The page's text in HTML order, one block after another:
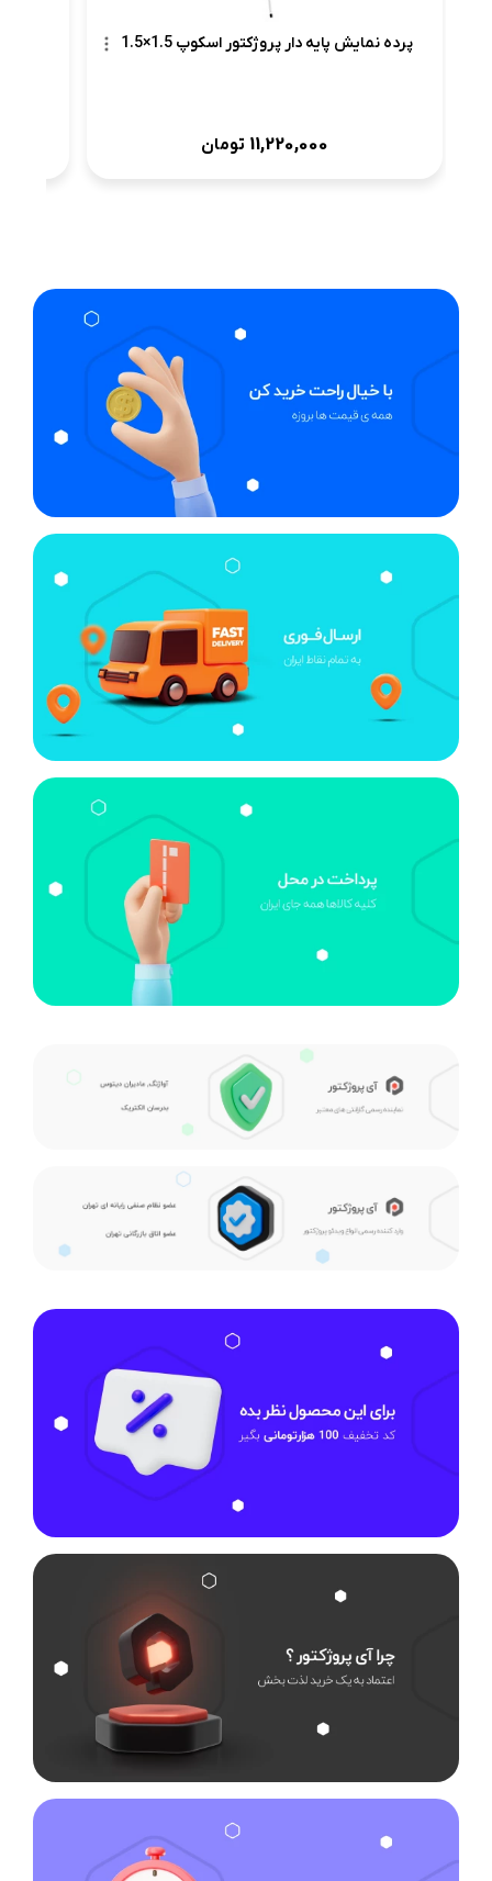
پرده نمایش پایه دار پروژکتور اسکوپ 1.5×1.5
11,220,000 تومان